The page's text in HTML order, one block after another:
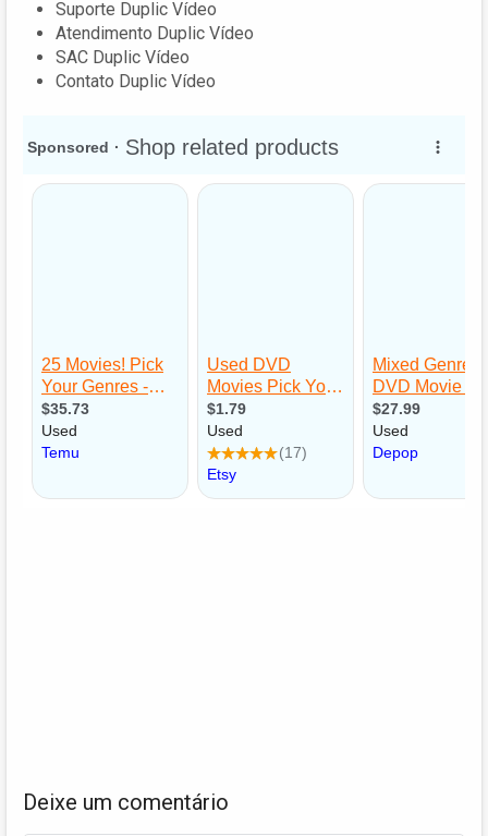
Suporte Duplic Vídeo
Atendimento Duplic Vídeo
SAC Duplic Vídeo
Contato Duplic Vídeo
Deixe um comentário